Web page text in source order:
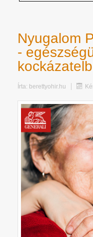
Nyugalom
-
Írta: berettyohir.hu